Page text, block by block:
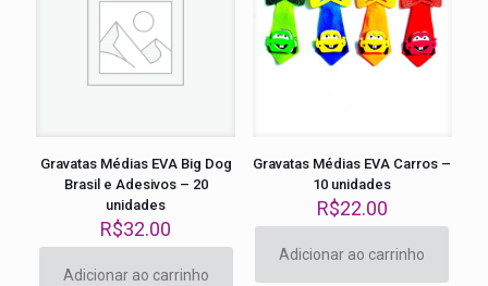
Gravatas Médias EVA Big Dog
Brasil e Adesivos – 20
unidades
R$32.00
Adicionar ao carrinho
Gravatas Médias EVA Carros –
10 unidades
R$22.00
Adicionar ao carrinho